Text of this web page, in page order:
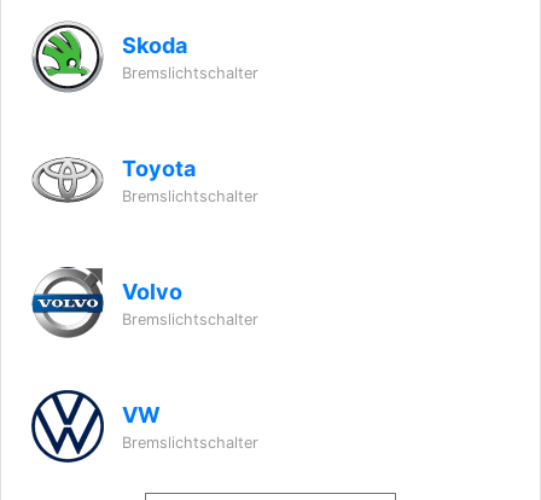
Skoda
Bremslichtschalter
Toyota
Bremslichtschalter
Volvo
Bremslichtschalter
VW
Bremslichtschalter